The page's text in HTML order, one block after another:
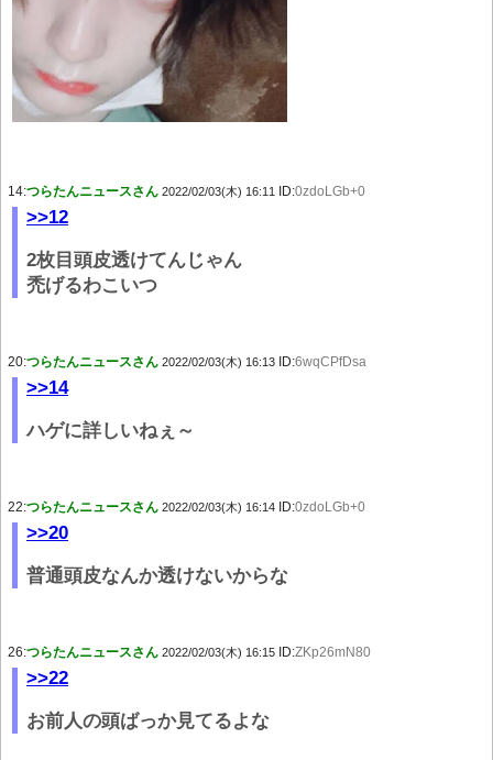
14:つらたんニュースさん 2022/02/03(木) 16:11 ID:0zdoLGb+0
>>12
2枚目頭皮透けてんじゃん
禿げるわこいつ
20:つらたんニュースさん 2022/02/03(木) 16:13 ID:6wqCPfDsa
>>14
ハゲに詳しいねぇ～
22:つらたんニュースさん 2022/02/03(木) 16:14 ID:0zdoLGb+0
>>20
普通頭皮なんか透けないからな
26:つらたんニュースさん 2022/02/03(木) 16:15 ID:ZKp26mN80
>>22
お前人の頭ばっか見てるよな